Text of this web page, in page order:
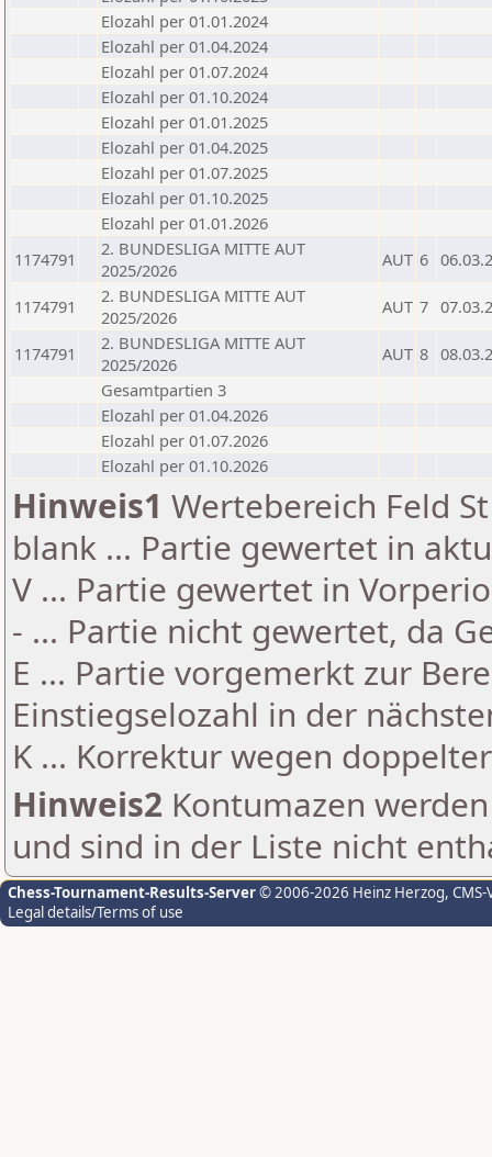
Elozahl per 01.01.2024
Elozahl per 01.04.2024
Elozahl per 01.07.2024
Elozahl per 01.10.2024
Elozahl per 01.01.2025
Elozahl per 01.04.2025
Elozahl per 01.07.2025
Elozahl per 01.10.2025
Elozahl per 01.01.2026
1174791
2. BUNDESLIGA MITTE AUT
2025/2026
AUT 6
1174791
2. BUNDESLIGA MITTE AUT
2025/2026
AUT 7
1174791
2. BUNDESLIGA MITTE AUT
2025/2026
AUT 8
Gesamtpartien 3
Elozahl per 01.04.2026
Elozahl per 01.07.2026
Elozahl per 01.10.2026
Hinweis1 Wertebereich Feld
blank ... Partie gewertet in
V ... Partie gewertet in
- ... Partie nicht gewertet, da
E ... Partie vorgemerkt zur
Einstiegselozahl in der
K ... Korrektur wegen
Hinweis2 Kontumazen
und sind in der Liste nicht
Chess-Tournament-Results-Server© 2006-2026 Heinz Herzog,
Legal details/Terms of use